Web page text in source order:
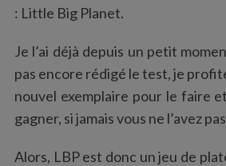
: Little Big Planet.
Je l’ai déjà depuis un petit
pas encore rédigé le test, je
nouvel exemplaire pour le faire
gagner, si jamais vous ne l’avez
Alors, LBP est donc un jeu de